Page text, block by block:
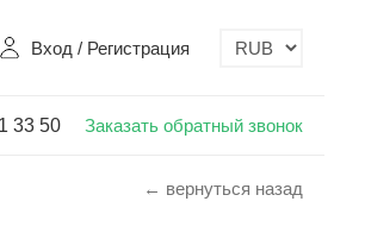
Вход / Регистрация
33 50 Заказать обратный звонок
← вернуться назад